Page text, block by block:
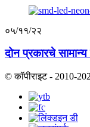
०५/११/२२
दोन प्रकारचे
© कॉपीराइट - 2010-